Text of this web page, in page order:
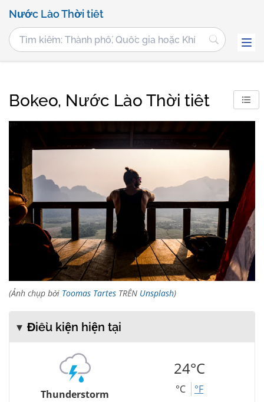
Nước Lào Thời tiết
Bokeo, Nước Lào Thời tiết
(Ảnh chụp bởi Toomas Tartes TRÊN Unsplash)
Điều kiện hiện tại
Thunderstorm
24°C
°C °F